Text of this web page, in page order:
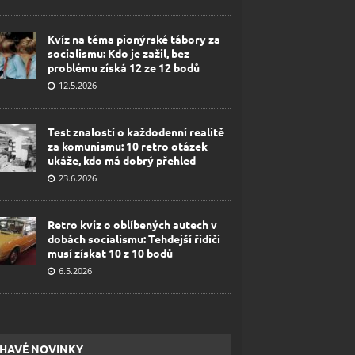
Kvíz na téma pionýrské tábory za
socialismu: Kdo je zažil, bez
problému získá 12 ze 12 bodů
12.5.2026
Test znalostí o každodenní realitě
za komunismu: 10 retro otázek
ukáže, kdo má dobrý přehled
23.6.2026
Retro kvíz o oblíbených autech v
dobách socialismu: Tehdejší řidiči
musí získat 10 z 10 bodů
6.5.2026
NOVINKY